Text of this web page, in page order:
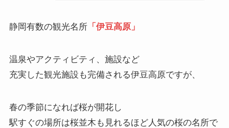
静岡有数の観光名所「伊豆高原」
温泉やアクティビティ、施設など
充実した観光施設も完備される伊豆高原ですが、
春の季節になれば桜が開花し
駅すぐの場所は桜並木も見れるほど人気の桜の名所で